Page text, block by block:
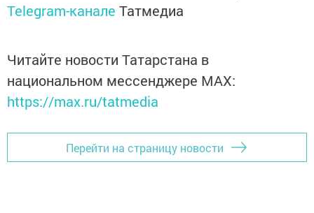
Telegram-канале Татмедиа
Читайте новости Татарстана в
национальном мессенджере MАХ:
https://max.ru/tatmedia
Перейти на страницу новости